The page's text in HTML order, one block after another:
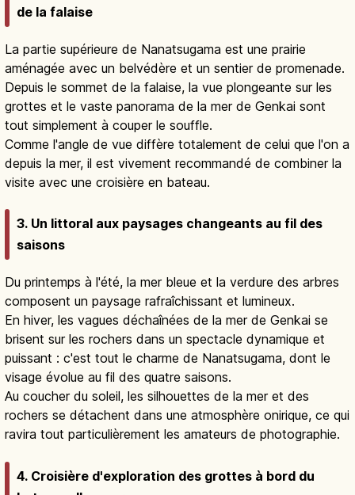
de la falaise
La partie supérieure de Nanatsugama est une prairie
aménagée avec un belvédère et un sentier de promenade.
Depuis le sommet de la falaise, la vue plongeante sur les
grottes et le vaste panorama de la mer de Genkai sont
tout simplement à couper le souffle.
Comme l'angle de vue diffère totalement de celui que l'on a
depuis la mer, il est vivement recommandé de combiner la
visite avec une croisière en bateau.
3. Un littoral aux paysages changeants au fil des
saisons
Du printemps à l'été, la mer bleue et la verdure des arbres
composent un paysage rafraîchissant et lumineux.
En hiver, les vagues déchaînées de la mer de Genkai se
brisent sur les rochers dans un spectacle dynamique et
puissant : c'est tout le charme de Nanatsugama, dont le
visage évolue au fil des quatre saisons.
Au coucher du soleil, les silhouettes de la mer et des
rochers se détachent dans une atmosphère onirique, ce qui
ravira tout particulièrement les amateurs de photographie.
4. Croisière d'exploration des grottes à bord du